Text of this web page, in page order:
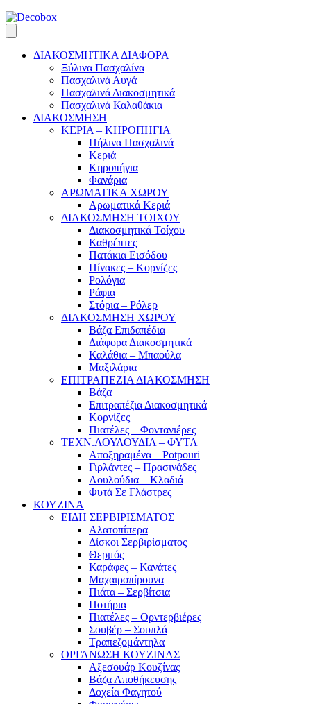
ΔΙΑΚΟΣΜΗΤΙΚΑ ΔΙΑΦΟΡΑ
Ξύλινα Πασχαλίνα
Πασχαλινά Αυγά
Πασχαλινά Διακοσμητικά
Πασχαλινά Καλαθάκια
ΔΙΑΚΟΣΜΗΣΗ
ΚΕΡΙΑ – ΚΗΡΟΠΗΓΙΑ
Πήλινα Πασχαλινά
Κεριά
Κηροπήγια
Φανάρια
ΑΡΩΜΑΤΙΚΑ ΧΩΡΟΥ
Αρωματικά Κεριά
ΔΙΑΚΟΣΜΗΣΗ ΤΟΙΧΟΥ
Διακοσμητικά Τοίχου
Καθρέπτες
Πατάκια Εισόδου
Πίνακες – Κορνίζες
Ρολόγια
Ράφια
Στόρια – Ρόλερ
ΔΙΑΚΟΣΜΗΣΗ ΧΩΡΟΥ
Βάζα Επιδαπέδια
Διάφορα Διακοσμητικά
Καλάθια – Μπαούλα
Μαξιλάρια
ΕΠΙΤΡΑΠΕΖΙΑ ΔΙΑΚΟΣΜΗΣΗ
Βάζα
Επιτραπέζια Διακοσμητικά
Κορνίζες
Πιατέλες – Φοντανιέρες
ΤΕΧΝ.ΛΟΥΛΟΥΔΙΑ – ΦΥΤΑ
Αποξηραμένα – Potpouri
Γιρλάντες – Πρασινάδες
Λουλούδια – Κλαδιά
Φυτά Σε Γλάστρες
ΚΟΥΖΙΝΑ
ΕΙΔΗ ΣΕΡΒΙΡΙΣΜΑΤΟΣ
Αλατοπίπερα
Δίσκοι Σερβιρίσματος
Θερμός
Καράφες – Κανάτες
Μαχαιροπίρουνα
Πιάτα – Σερβίτσια
Ποτήρια
Πιατέλες – Ορντερβιέρες
Σουβέρ – Σουπλά
Τραπεζομάντηλα
ΟΡΓΑΝΩΣΗ ΚΟΥΖΙΝΑΣ
Αξεσουάρ Κουζίνας
Βάζα Αποθήκευσης
Δοχεία Φαγητού